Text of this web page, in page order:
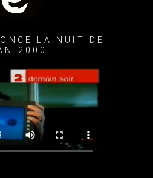
LA NUIT DE
2000